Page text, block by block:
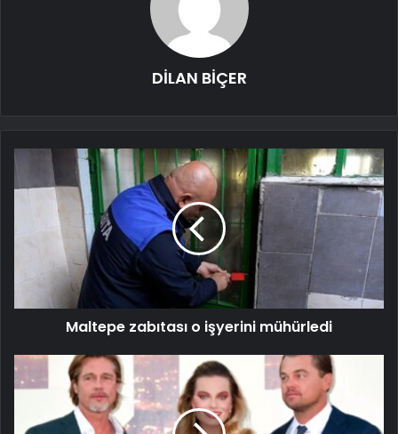
DİLAN BİÇER
Maltepe zabıtası o işyerini mühürledi